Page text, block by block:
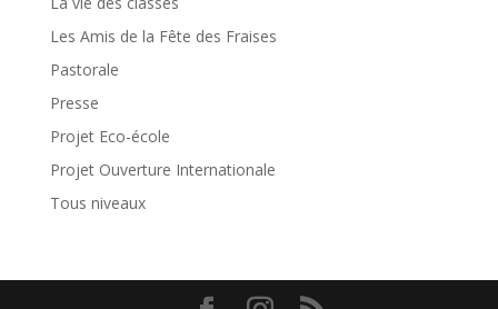
Les Amis de la Fête des Fraises
Pastorale
Presse
Projet Eco-école
Projet Ouverture Internationale
Tous niveaux